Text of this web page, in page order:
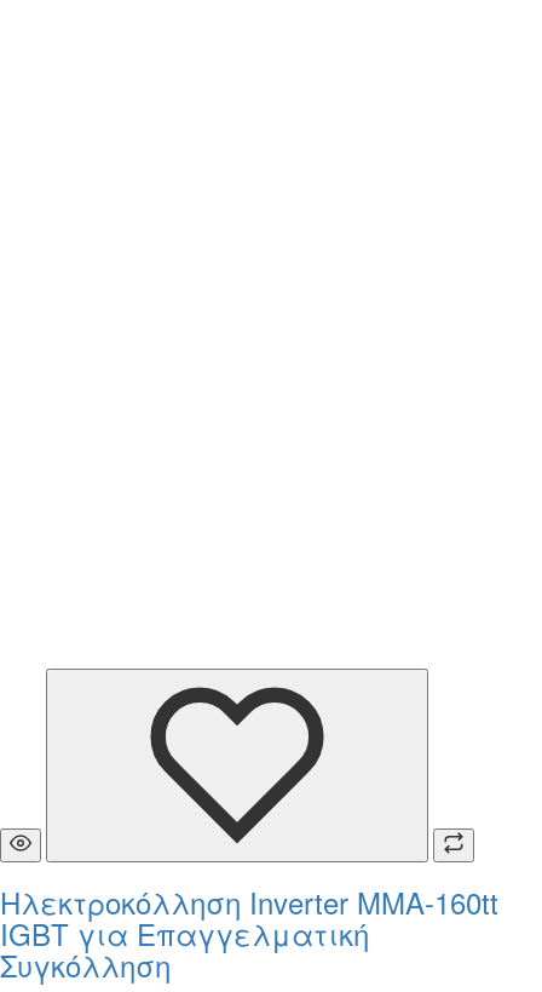
Ηλεκτροκόλληση Inverter MMA-160tt
IGBT για Επαγγελματική
Συγκόλληση